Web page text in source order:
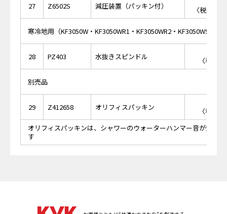
27 Z6502S 減圧装置（パッキン付）
〈税抜価
寒冷地用（KF3050W・KF3050WR1・KF3050WR2・KF3050WS2・
28 PZ403 水抜きスピンドル
〈税抜
別売品
29 Z412658 オリフィスパッキン
〈税抜
オリフィスパッキンは、シャワーのウォーターハンマー音が気に
す